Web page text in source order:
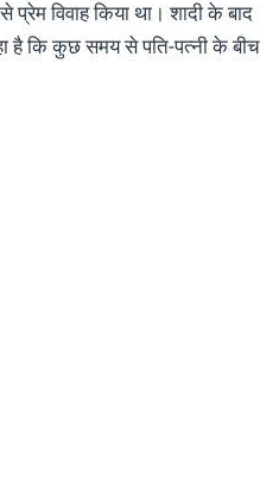
प्रेम विवाह किया था। शादी के बाद
है कि कुछ समय से पति-पत्नी के बीच